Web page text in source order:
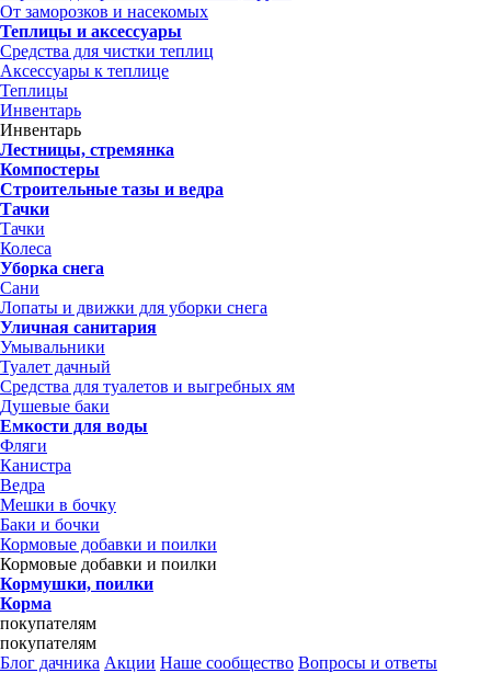
От заморозков и насекомых
Теплицы и аксессуары
Средства для чистки теплиц
Аксессуары к теплице
Теплицы
Инвентарь
Инвентарь
Лестницы, стремянка
Компостеры
Строительные тазы и ведра
Тачки
Тачки
Колеса
Уборка снега
Сани
Лопаты и движки для уборки снега
Уличная санитария
Умывальники
Туалет дачный
Средства для туалетов и выгребных ям
Душевые баки
Емкости для воды
Фляги
Канистра
Ведра
Мешки в бочку
Баки и бочки
Кормовые добавки и поилки
Кормовые добавки и поилки
Кормушки, поилки
Корма
покупателям
покупателям
Блог дачника Акции Наше сообщество Вопросы и ответы